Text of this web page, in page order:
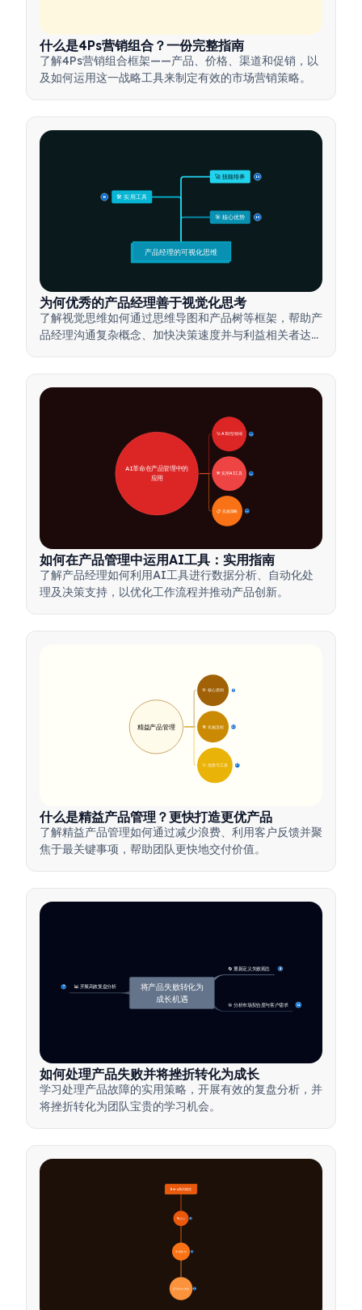
什么是4Ps营销组合？一份完整指南
了解4Ps营销组合框架——产品、价格、渠道和促销，以
及如何运用这一战略工具来制定有效的市场营销策略。
🎯 核心优势 15
🛠️ 实用工具
15
🚀 技能培养 15
产品经理的可视化思维
为何优秀的产品经理善于视觉化思考
了解视觉思维如何通过思维导图和产品树等框架，帮助产
品经理沟通复杂概念、加快决策速度并与利益相关者达成
🚀 AI转型领域 28
🛠️ 实用AI工具
📋 实施策略 33
AI革命在产品管理中的
应用
如何在产品管理中运用AI工具：实用指南
了解产品经理如何利用AI工具进行数据分析、自动化处
理及决策支持，以优化工作流程并推动产品创新。
🎯 核心原则 9
🛠️ 实施流程 12
💡 优势与工具 17
精益产品管理
什么是精益产品管理？更快打造更优产品
了解精益产品管理如何通过减少浪费、利用客户反馈并聚
焦于最关键事项，帮助团队更快地交付价值。
🔄 重新定义失败观念 4
📊 开展高效复盘分析
7
🎯 分析市场契合度与客户需求 14
将产品失败转化为
成长机遇
如何处理产品失败并将挫折转化为成长
学习处理产品故障的实用策略，开展有效的复盘分析，并
将挫折转化为团队宝贵的学习机会。
🔍 定义 4
🎯 重要性 7
📋 流程与类型 20
Beta测试概述